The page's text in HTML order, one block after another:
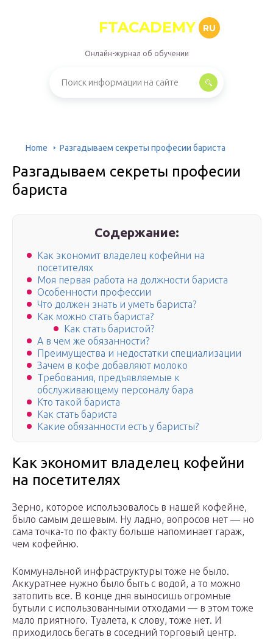
FTACADEMY RU
Онлайн-журнал об обучении
Home Разгадываем секреты професии бариста
Разгадываем секреты професии
бариста
Содержание:
Как экономит владелец кофейни на
посетителях
Моя первая работа на должности бариста
Особенности профессии
Что должен знать и уметь бариста?
Как можно стать бариста?
Как стать баристой?
А в чем же обязанности?
Преимущества и недостатки специализации
Зачем в кофе добавляют молоко
Требования, предъявляемые к
обслуживающему персоналу бара
Кто такой бариста
Как стать бариста
Какие обязанности есть у баристы?
Как экономит владелец кофейни
на посетителях
Зерно, которое использовалось в нашей кофейне,
было самым дешевым. Ну ладно, вопросов нет — но
сама точка-то по факту больше напоминает гараж,
чем кофейню.
Коммунальной инфраструктуры тоже не было.
Аккуратнее нужно было быть с водой, а то можно
затопить все. В конце дня выносишь огромные
бутыли с использованными отходами — в этом тоже
мало приятного. Туалета, к слову, тоже нет. И
приходилось бегать в соседний торговый центр.